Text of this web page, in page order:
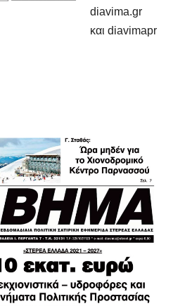
diavima.gr
και diavimapr